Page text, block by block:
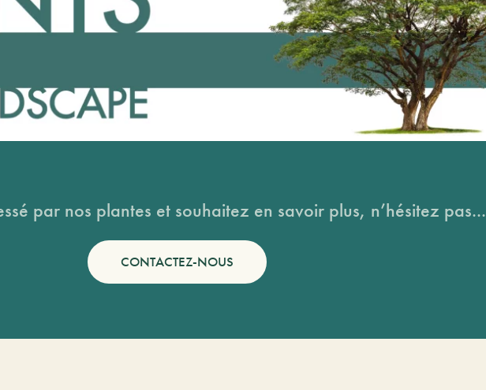
par nos plantes et souhaitez en savoir plus, n’hésitez pas...
CONTACTEZ-NOUS